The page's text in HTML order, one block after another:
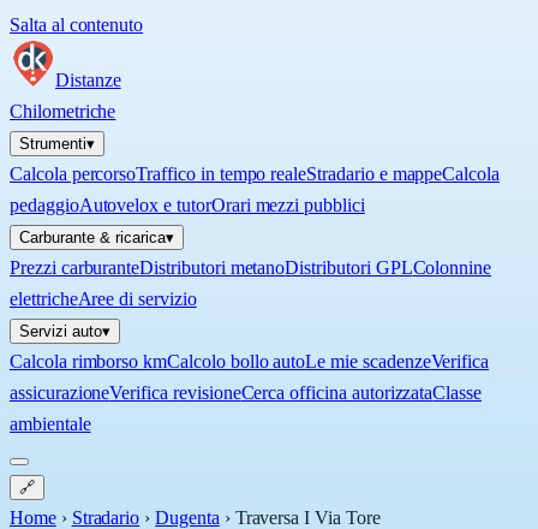
Salta al contenuto
Distanze
Chilometriche
Strumenti▾
Calcola percorsoTraffico in tempo realeStradario e mappeCalcola
pedaggioAutovelox e tutorOrari mezzi pubblici
Carburante & ricarica▾
Prezzi carburanteDistributori metanoDistributori GPLColonnine
elettricheAree di servizio
Servizi auto▾
Calcola rimborso kmCalcolo bollo autoLe mie scadenzeVerifica
assicurazioneVerifica revisioneCerca officina autorizzataClasse
ambientale
🔗
Home › Stradario › Dugenta › Traversa I Via Tore